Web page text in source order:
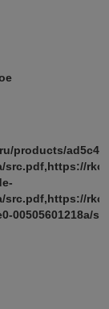
products/
src.pdf,https://
src.pdf,https://
00505601218a/